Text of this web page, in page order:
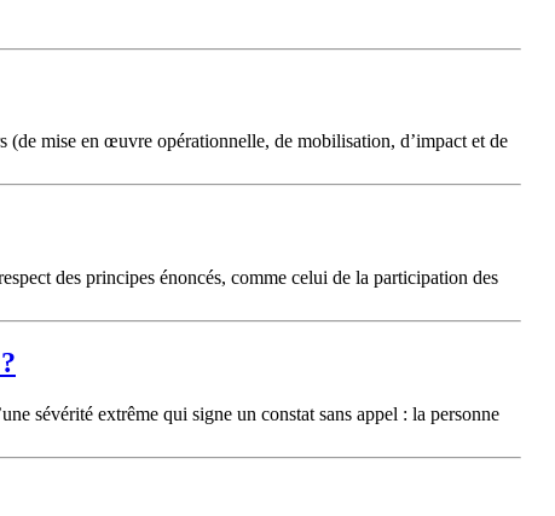
mise en œuvre opérationnelle, de mobilisation, d’impact et de
des principes énoncés, comme celui de la participation des
sévérité extrême qui signe un constat sans appel : la personne